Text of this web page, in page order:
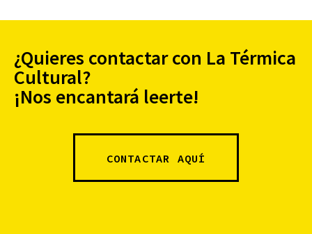
¿Quieres contactar con La Térmica
Cultural?
¡Nos encantará leerte!
CONTACTAR AQUÍ